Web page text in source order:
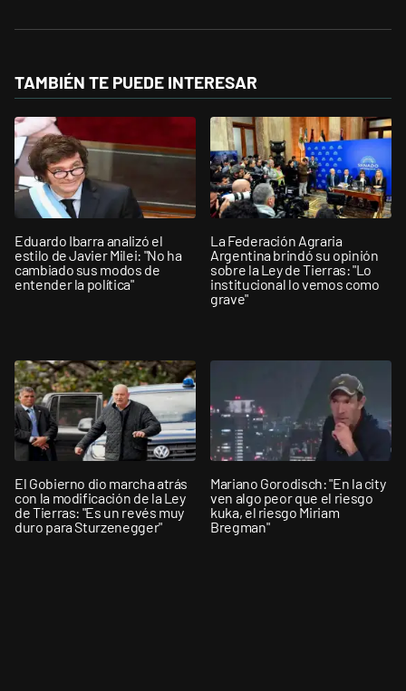
TAMBIÉN TE PUEDE INTERESAR
Eduardo Ibarra analizó el
estilo de Javier Milei: "No ha
cambiado sus modos de
entender la política"
La Federación Agraria
Argentina brindó su opinión
sobre la Ley de Tierras: "Lo
institucional lo vemos como
grave"
El Gobierno dio marcha atrás
con la modificación de la Ley
de Tierras: "Es un revés muy
duro para Sturzenegger"
Mariano Gorodisch: "En la city
ven algo peor que el riesgo
kuka, el riesgo Miriam
Bregman"